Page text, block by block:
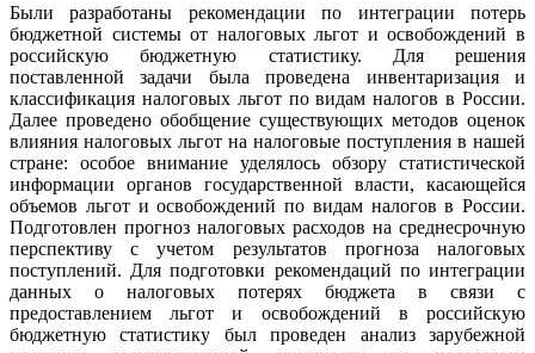
Были разработаны рекомендации по интеграции потерь
бюджетной системы от налоговых льгот и освобождений в
российскую бюджетную статистику. Для решения
поставленной задачи была проведена инвентаризация и
классификация налоговых льгот по видам налогов в России.
Далее проведено обобщение существующих методов оценок
влияния налоговых льгот на налоговые поступления в нашей
стране: особое внимание уделялось обзору статистической
информации органов государственной власти, касающейся
объемов льгот и освобождений по видам налогов в России.
Подготовлен прогноз налоговых расходов на среднесрочную
перспективу с учетом результатов прогноза налоговых
поступлений. Для подготовки рекомендаций по интеграции
данных о налоговых потерях бюджета в связи с
предоставлением льгот и освобождений в российскую
бюджетную статистику был проведен анализ зарубежной